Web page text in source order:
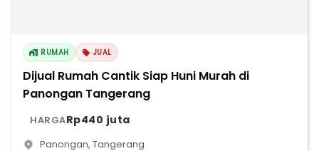
RUMAH JUAL
Dijual Rumah Cantik Siap Huni Murah di
Panongan Tangerang
HARGARp440 juta
Panongan, Tangerang